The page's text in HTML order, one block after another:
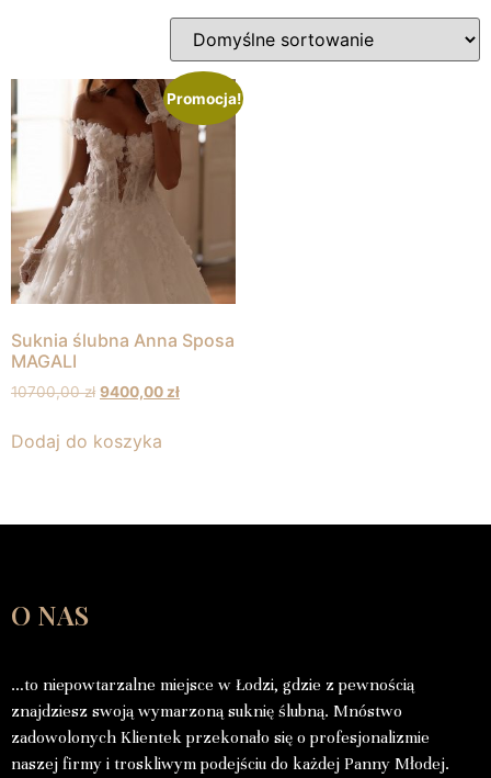
Promocja!
Suknia ślubna Anna Sposa
MAGALI
10700,00zł 9400,00zł
Dodaj do koszyka
O NAS
…to niepowtarzalne miejsce w Łodzi, gdzie z pewnością
znajdziesz swoją wymarzoną suknię ślubną. Mnóstwo
zadowolonych Klientek przekonało się o profesjonalizmie
naszej firmy i troskliwym podejściu do każdej Panny Młodej.